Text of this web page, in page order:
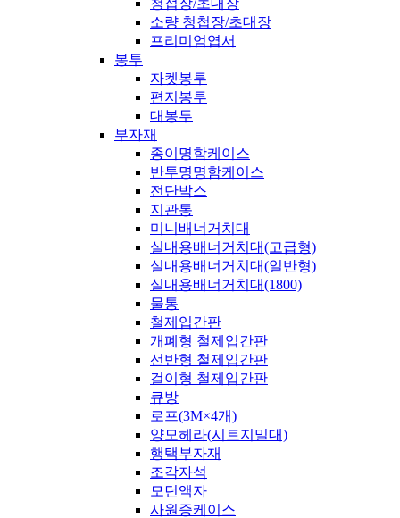
소량 청첩장/초대장
프리미엄엽서
봉투
자켓봉투
편지봉투
대봉투
부자재
종이명함케이스
반투명명함케이스
전단박스
지관통
미니배너거치대
실내용배너거치대(고급형)
실내용배너거치대(일반형)
실내용배너거치대(1800)
물통
철제입간판
개폐형 철제입간판
선반형 철제입간판
걸이형 철제입간판
큐방
로프(3M×4개)
양모헤라(시트지밀대)
행택부자재
조각자석
모던액자
사원증케이스